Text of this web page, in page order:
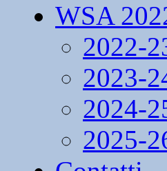
WSA
2022-
2023-
2024-
2025-